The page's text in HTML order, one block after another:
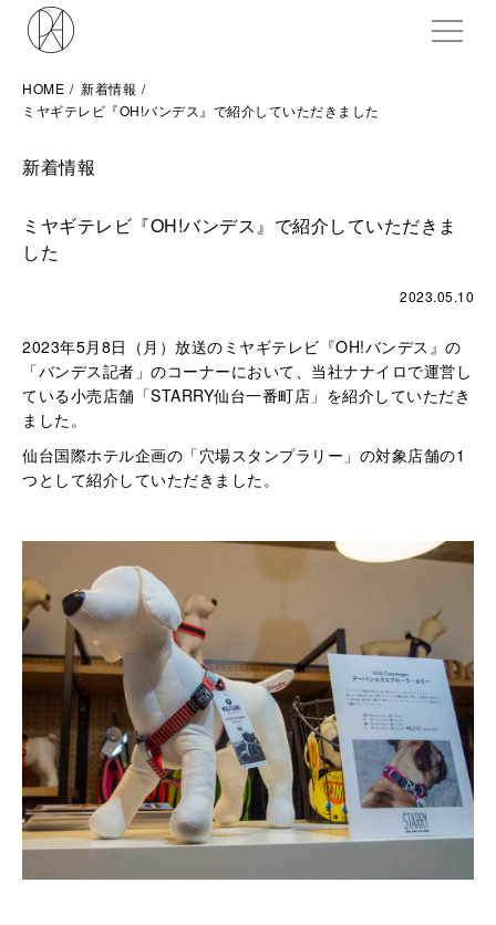
HOME
新着情報
ミヤギテレビ『OH!バンデス』で紹介していただきました
新着情報
ミヤギテレビ『OH!バンデス』で紹介していただきま
した
2023.05.10
2023年5月8日（月）放送のミヤギテレビ『OH!バンデス』の
「バンデス記者」のコーナーにおいて、当社ナナイロで運営し
ている小売店舗「STARRY仙台一番町店」を紹介していただき
ました。
仙台国際ホテル企画の「穴場スタンプラリー」の対象店舗の1
つとして紹介していただきました。